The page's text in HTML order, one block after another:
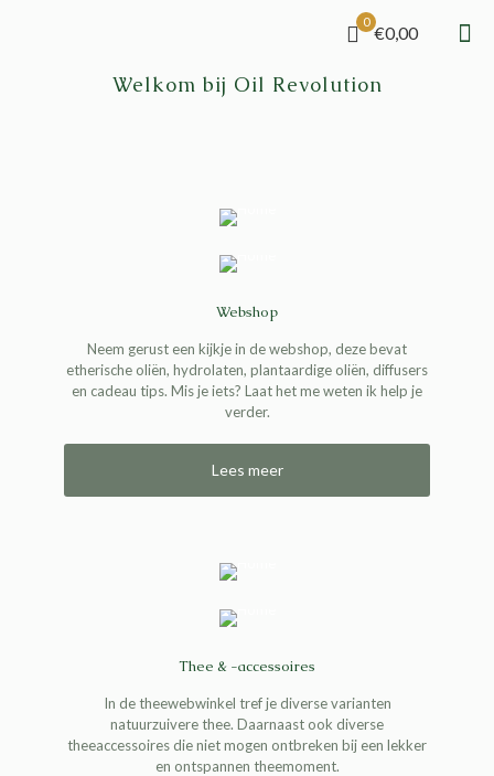
0
€0,00
Welkom bij Oil Revolution
Webshop
Neem gerust een kijkje in de webshop, deze bevat
etherische oliën, hydrolaten, plantaardige oliën, diffusers
en cadeau tips. Mis je iets? Laat het me weten ik help je
verder.
Lees meer
Thee & -accessoires
In de theewebwinkel tref je diverse varianten
natuurzuivere thee. Daarnaast ook diverse
theeaccessoires die niet mogen ontbreken bij een lekker
en ontspannen theemoment.